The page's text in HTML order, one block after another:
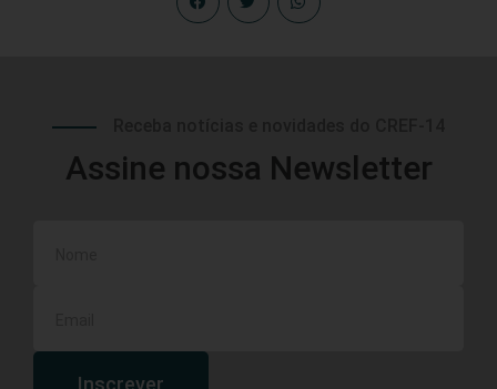
Assine nossa Newsletter
Inscrever